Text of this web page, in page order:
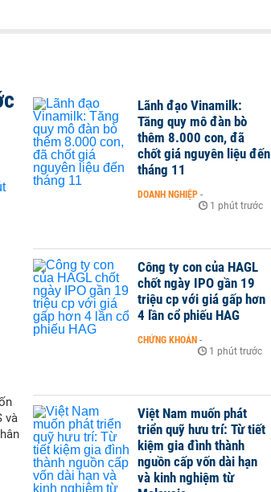
và
Lãnh đạo Vinamilk:
Tăng quy mô đàn bò
thêm 8.000 con, đã
chốt giá nguyên liệu đến
tháng 11
DOANH NGHIỆP -
1 phút trước
Công ty con của HAGL
chốt ngày IPO gần 19
triệu cp với giá gấp hơn
4 lần cổ phiếu HAG
CHỨNG KHOÁN -
1 phút trước
Việt Nam muốn phát
triển quỹ hưu trí: Từ tiết
kiệm gia đình thành
nguồn cấp vốn dài hạn
và kinh nghiệm từ